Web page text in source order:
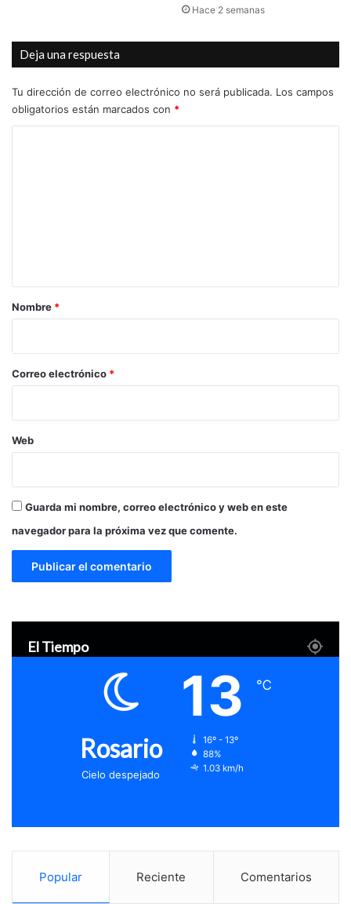
Hace 2 semanas
Deja una respuesta
Tu dirección de correo electrónico no será publicada. Los campos
obligatorios están marcados con *
r
*
Nombre *
Correo electrónico *
Web
Guarda mi nombre, correo electrónico y web en este
navegador para la próxima vez que comente.
El Tiempo
Rosario
Cielo despejado
13 ℃
16º - 13º
88%
1.03 km/h
Popular Reciente Comentarios